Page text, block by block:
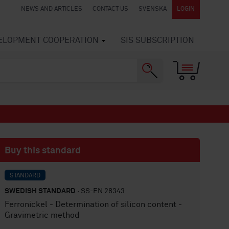
NEWS AND ARTICLES CONTACT US SVENSKA LOGIN
COOPERATION SIS SUBSCRIPTION
Buy this standard
STANDARD
SWEDISH STANDARD · SS-EN 28343
Ferronickel - Determination of silicon content -
Gravimetric method